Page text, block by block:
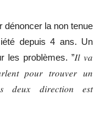
dénoncer la non tenue
depuis 4 ans. Un
les problèmes. ”𝐼𝑙 𝑣𝑎
𝑝𝑜𝑢𝑟 𝑡𝑟𝑜𝑢𝑣𝑒𝑟 𝑢𝑛
𝑑𝑒𝑢𝑥 𝑑𝑖𝑟𝑒𝑐𝑡𝑖𝑜𝑛 𝑒𝑠𝑡